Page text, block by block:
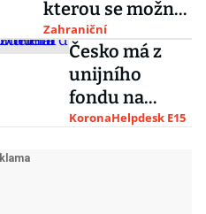
kterou se možná
brzy vrátí
uprchlíci
Zahraniční
Česko má z
unijního
fondu na
obnovu dostat
KoronaHelpdesk E15